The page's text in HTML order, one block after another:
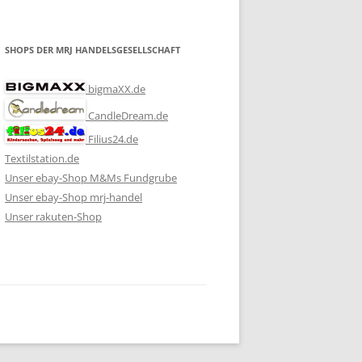
SHOPS DER MRJ HANDELSGESELLSCHAFT
bigmaXX.de
CandleDream.de
Filius24.de
Textilstation.de
Unser ebay-Shop M&Ms Fundgrube
Unser ebay-Shop mrj-handel
Unser rakuten-Shop